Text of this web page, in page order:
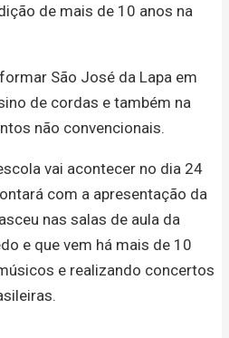
de mais de 10 anos na
São José da Lapa em
de cordas e também na
não convencionais.
vai acontecer no dia 24
com a apresentação da
nas salas de aula da
e que vem há mais de 10
e realizando concertos